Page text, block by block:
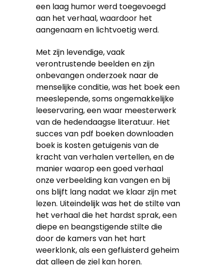
een laag humor werd toegevoegd
aan het verhaal, waardoor het
aangenaam en lichtvoetig werd.
Met zijn levendige, vaak
verontrustende beelden en zijn
onbevangen onderzoek naar de
menselijke conditie, was het boek een
meeslepende, soms ongemakkelijke
leeservaring, een waar meesterwerk
van de hedendaagse literatuur. Het
succes van pdf boeken downloaden
boek is kosten getuigenis van de
kracht van verhalen vertellen, en de
manier waarop een goed verhaal
onze verbeelding kan vangen en bij
ons blijft lang nadat we klaar zijn met
lezen. Uiteindelijk was het de stilte van
het verhaal die het hardst sprak, een
diepe en beangstigende stilte die
door de kamers van het hart
weerklonk, als een gefluisterd geheim
dat alleen de ziel kan horen.